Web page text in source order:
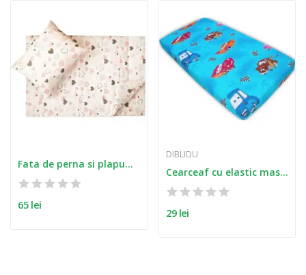
Fata de perna si plapuma din bumbac inimioare...
65 lei
DIBLIDU
Cearceaf cu elastic masinute albastru
29 lei